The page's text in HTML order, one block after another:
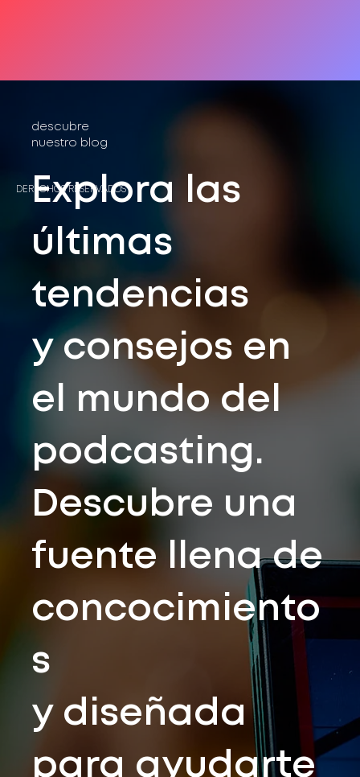
descubre
nuestro blog
Explora las
últimas
tendencias
y consejos en
el mundo del
podcasting.
Descubre una
fuente llena de
concocimiento
s
y diseñada
para ayudarte
DERECHOS RESERVADOS®